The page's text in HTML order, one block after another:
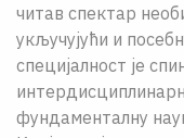
читав спектар
укључујући и
специјалност је
фундаменталну